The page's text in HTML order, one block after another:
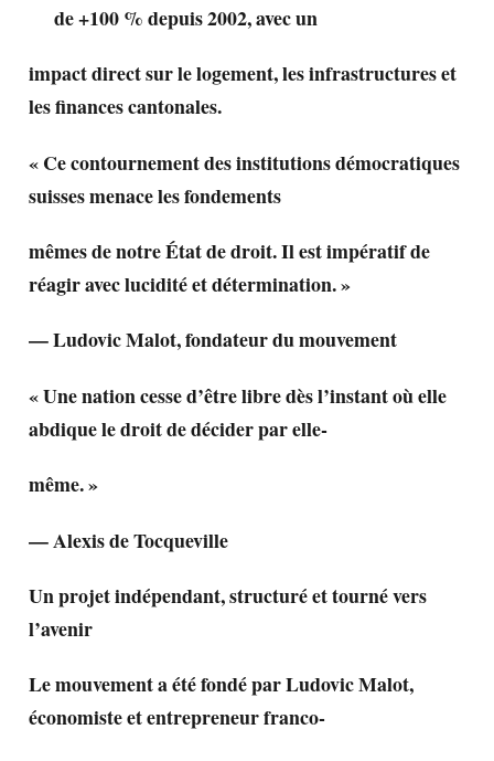
de +100 % depuis 2002, avec un
impact direct sur le logement, les infrastructures et
les finances cantonales.
« Ce contournement des institutions démocratiques
suisses menace les fondements
mêmes de notre État de droit. Il est impératif de
réagir avec lucidité et détermination. »
— Ludovic Malot, fondateur du mouvement
« Une nation cesse d’être libre dès l’instant où elle
abdique le droit de décider par elle-
même. »
— Alexis de Tocqueville
Un projet indépendant, structuré et tourné vers
l’avenir
Le mouvement a été fondé par Ludovic Malot,
économiste et entrepreneur franco-